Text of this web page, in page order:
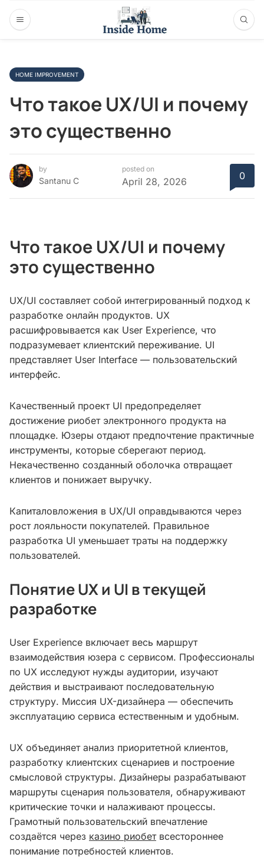
HOME IMPROVEMENT
Что такое UX/UI и почему
это существенно
by
Santanu C
posted on
April 28, 2026 0
Что такое UX/UI и почему
это существенно
UX/UI составляет собой интегрированный подход к
разработке онлайн продуктов. UX
расшифровывается как User Experience, что
подразумевает клиентский переживание. UI
представляет User Interface — пользовательский
интерфейс.
Качественный проект UI предопределяет
достижение риобет электронного продукта на
площадке. Юзеры отдают предпочтение практичные
инструменты, которые сберегают период.
Некачественно созданный оболочка отвращает
клиентов и понижает выручку.
Капиталовложения в UX/UI оправдываются через
рост лояльности покупателей. Правильное
разработка UI уменьшает траты на поддержку
пользователей.
Понятие UX и UI в текущей
разработке
User Experience включает весь маршрут
взаимодействия юзера с сервисом. Профессионалы
по UX исследуют нужды аудитории, изучают
действия и выстраивают последовательную
структуру. Миссия UX-дизайнера — обеспечить
эксплуатацию сервиса естественным и удобным.
UX объединяет анализ приоритетной клиентов,
разработку клиентских сценариев и построение
смысловой структуры. Дизайнеры разрабатывают
маршруты сценария пользователя, обнаруживают
критические точки и налаживают процессы.
Грамотный пользовательский впечатление
создаётся через казино риобетвсестороннее
понимание потребностей клиентов.